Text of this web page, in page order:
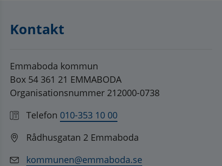
Kontakt
Emmaboda kommun
Box 54 361 21 EMMABODA
Organisationsnummer 212000-0738
Telefon 010-353 10 00
Rådhusgatan 2 Emmaboda
kommunen@emmaboda.se